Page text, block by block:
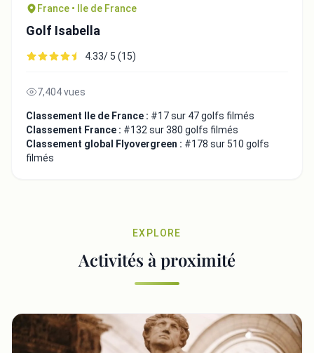
France • Ile de France
Golf Isabella
4.33/ 5 (15)
7,404 vues
Classement Ile de France : #17 sur 47 golfs filmés
Classement France : #132 sur 380 golfs filmés
Classement global Flyovergreen : #178 sur 510 golfs
filmés
EXPLORE
Activités à proximité